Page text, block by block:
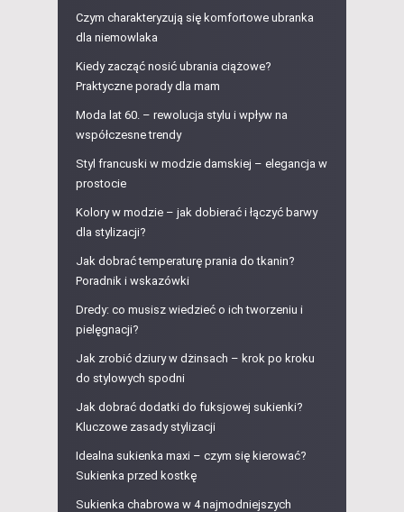
Czym charakteryzują się komfortowe ubranka
dla niemowlaka
Kiedy zacząć nosić ubrania ciążowe?
Praktyczne porady dla mam
Moda lat 60. – rewolucja stylu i wpływ na
współczesne trendy
Styl francuski w modzie damskiej – elegancja w
prostocie
Kolory w modzie – jak dobierać i łączyć barwy
dla stylizacji?
Jak dobrać temperaturę prania do tkanin?
Poradnik i wskazówki
Dredy: co musisz wiedzieć o ich tworzeniu i
pielęgnacji?
Jak zrobić dziury w dżinsach – krok po kroku
do stylowych spodni
Jak dobrać dodatki do fuksjowej sukienki?
Kluczowe zasady stylizacji
Idealna sukienka maxi – czym się kierować?
Sukienka przed kostkę
Sukienka chabrowa w 4 najmodniejszych